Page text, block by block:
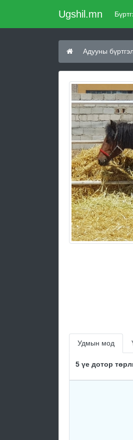
Ugshil.mn
Адууны
Удмын мод
5 үе дотор